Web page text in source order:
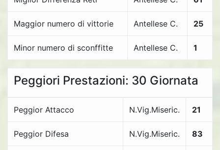
Maggior numero di vittorie Antellese C. 25
Minor numero di sconffitte Antellese C. 1
Peggiori Prestazioni: 30 Giornata
Peggior Attacco N.Vig.Miseric. 21
Peggior Difesa N.Vig.Miseric. 83